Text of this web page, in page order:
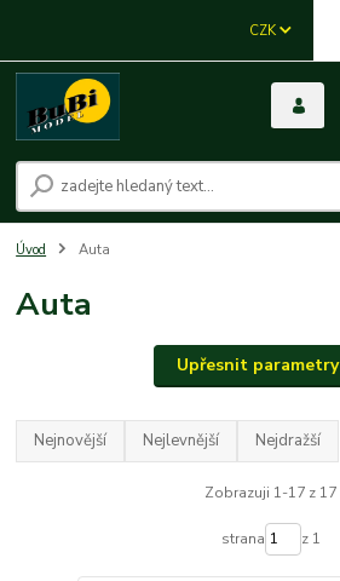
CZK
Úvod Auta
Auta
Upřesnit parametry
Nejnovější Nejlevnější Nejdražší
Zobrazuji 1-17 z 17
strana z 1